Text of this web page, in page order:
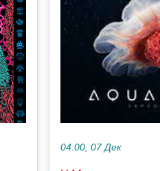
04:00, 07 Дек